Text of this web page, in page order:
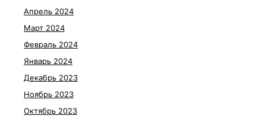
Апрель 2024
Март 2024
Февраль 2024
Январь 2024
Декабрь 2023
Ноябрь 2023
Октябрь 2023